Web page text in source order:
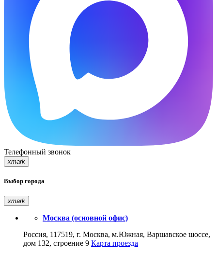
Телефонный звонок
xmark
Выбор города
xmark
Москва (основной офис)
Россия, 117519, г. Москва, м.Южная, Варшавское шоссе,
дом 132, строение 9 Карта проезда